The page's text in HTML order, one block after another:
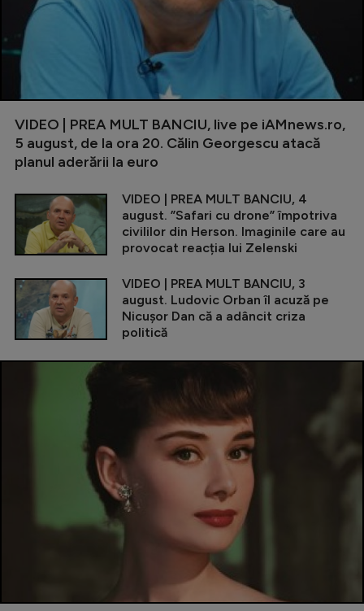
VIDEO | PREA MULT BANCIU, live pe iAMnews.ro,
5 august, de la ora 20. Călin Georgescu atacă
planul aderării la euro
VIDEO | PREA MULT BANCIU, 4
august. ”Safari cu drone” împotriva
civililor din Herson. Imaginile care au
provocat reacția lui Zelenski
VIDEO | PREA MULT BANCIU, 3
august. Ludovic Orban îl acuză pe
Nicușor Dan că a adâncit criza
politică